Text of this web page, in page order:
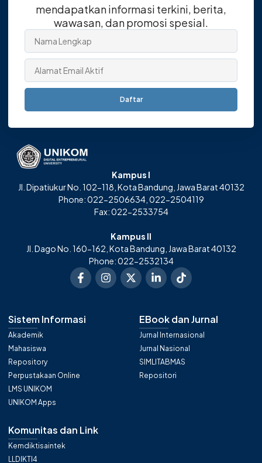
mendapatkan informasi terkini, berita,
wawasan, dan promosi spesial.
Daftar
Kampus I
Jl. Dipatiukur No. 102-118, Kota Bandung, Jawa Barat 40132
Phone: 022-2506634, 022-2504119
Fax: 022-2533754
Kampus II
Jl. Dago No. 160-162, Kota Bandung, Jawa Barat 40132
Phone: 022-2532134
Sistem Informasi
Akademik
Mahasiswa
Repository
Perpustakaan Online
LMS UNIKOM
UNIKOM Apps
EBook dan Jurnal
Jurnal Internasional
Jurnal Nasional
SIMLITABMAS
Repositori
Komunitas dan Link
Kemdiktisaintek
LLDIKTI4